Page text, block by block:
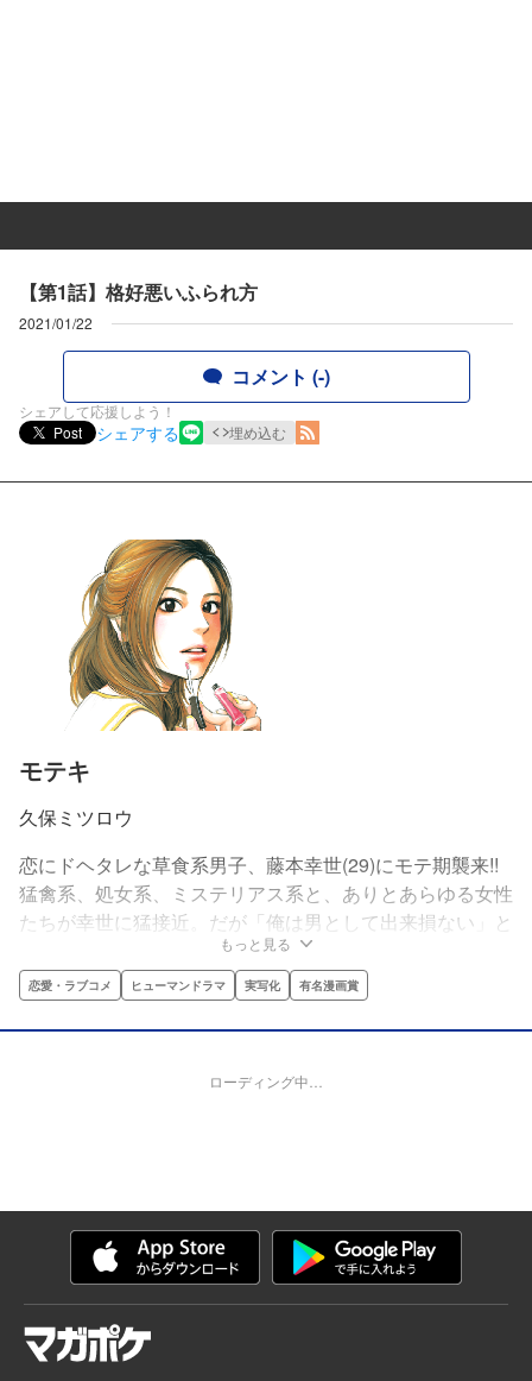
【第1話】格好悪いふられ方
2021/01/22
コメント (-)
シェアして応援しよう！
Post
シェアする 埋め込む
モテキ
久保ミツロウ
恋にドヘタレな草食系男子、藤本幸世(29)にモテ期襲来!!
猛禽系、処女系、ミステリアス系と、ありとあらゆる女性
たちが幸世に猛接近。だが「俺は男として出来損ない」と
自信のない幸世は敵前逃亡!?しかし更なるモテ期の猛襲が
彼を追う――。果たして幸世の運命やいかに!?
もっと見る
恋愛・ラブコメ ヒューマンドラマ 実写化 有名漫画賞
ローディング中…